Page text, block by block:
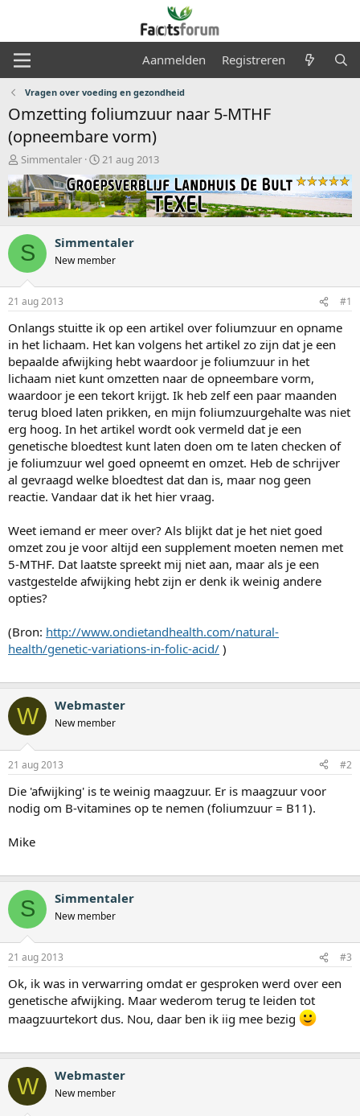
Aanmelden Registreren
Vragen over voeding en gezondheid
Omzetting foliumzuur naar 5-MTHF
(opneembare vorm)
O
n
d
e
r
w
e
r
p
s
t
r
t
e
r
Simmentaler
S
t
a
r
t
a
t
m
21 aug 2013
S Simmentaler
New member
21 aug 2013 #1
Onlangs stuitte ik op een artikel over foliumzuur en opname
in het lichaam. Het kan volgens het artikel zo zijn dat je een
bepaalde afwijking hebt waardoor je foliumzuur in het
lichaam niet kunt omzetten naar de opneembare vorm,
waardoor je een tekort krijgt. Ik heb zelf een paar maanden
terug bloed laten prikken, en mijn foliumzuurgehalte was niet
erg hoog. In het artikel wordt ook vermeld dat je een
genetische bloedtest kunt laten doen om te laten checken of
je foliumzuur wel goed opneemt en omzet. Heb de schrijver
al gevraagd welke bloedtest dat dan is, maar nog geen
reactie. Vandaar dat ik het hier vraag.
Weet iemand er meer over? Als blijkt dat je het niet goed
omzet zou je voor altijd een supplement moeten nemen met
5-MTHF. Dat laatste spreekt mij niet aan, maar als je een
vastgestelde afwijking hebt zijn er denk ik weinig andere
opties?
(Bron: http://www.ondietandhealth.com/natural-
health/genetic-variations-in-folic-acid/ )
W Webmaster
New member
21 aug 2013 #2
Die 'afwijking' is te weinig maagzuur. Er is maagzuur voor
nodig om B-vitamines op te nemen (foliumzuur = B11).
Mike
S Simmentaler
New member
21 aug 2013 #3
Ok, ik was in verwarring omdat er gesproken werd over een
genetische afwijking. Maar wederom terug te leiden tot
maagzuurtekort dus. Nou, daar ben ik iig mee bezig
W Webmaster
New member